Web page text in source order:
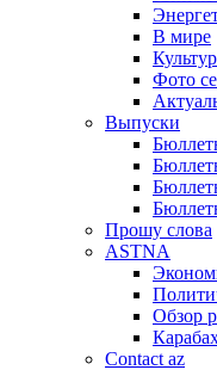
В мире
Фото
Выпуски
Прошу слова
ASTNA
Обзор
Contact az